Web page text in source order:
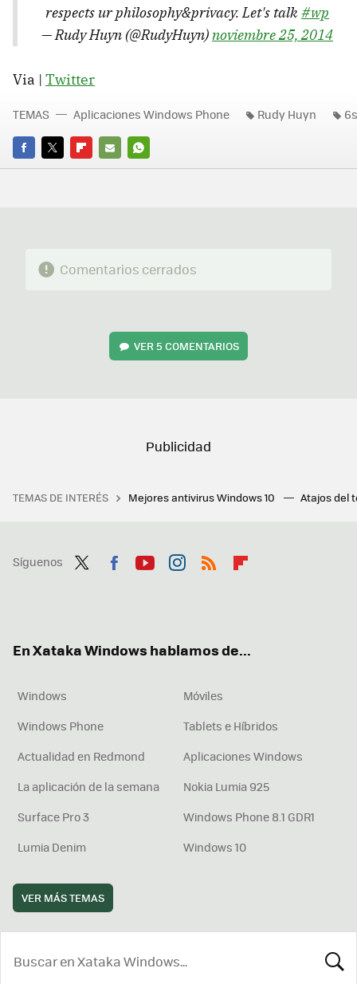
respects ur philosophy&privacy. Let's talk#wp
— Rudy Huyn (@RudyHuyn)noviembre 25, 2014
Via | Twitter
FACEBOOK
TWITTERFLIPBOARD
E-
WHATSAPP
TEMAS Aplicaciones Windows Phone Rudy Huyn
Comentarios cerrados
VER5 COMENTARIOS
TEMAS DE INTERÉS Mejores antivirus Windows 10 Atajos del
Síguenos
En Xataka Windows hablamos de...
Windows
Móviles
Windows Phone
Tablets e Híbridos
Actualidad en Redmond
Aplicaciones Windows
La aplicación de la semana
Nokia Lumia 925
Surface Pro 3
Windows Phone 8.1 GDR1
Lumia Denim
Windows 10
VER MÁS TEMAS